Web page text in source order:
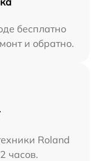
бесплатно
и обратно.
Roland
часов.